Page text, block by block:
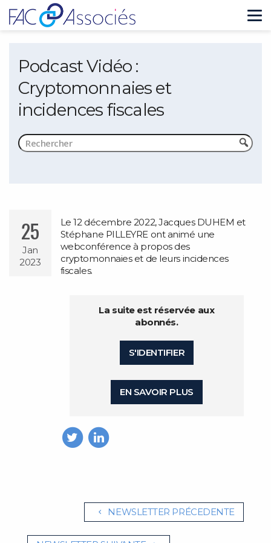
Podcast Vidéo :
Cryptomonnaies et
incidences fiscales
25
Jan
2023
Le 12 décembre 2022, Jacques DUHEM et
Stéphane PILLEYRE ont animé une
webconférence à propos des
cryptomonnaies et de leurs incidences
fiscales.
La suite est réservée aux
abonnés.
S'IDENTIFIER
EN SAVOIR PLUS
NEWSLETTER PRÉCEDENTE